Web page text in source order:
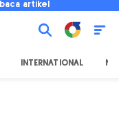
artikel
INTERNATIONAL